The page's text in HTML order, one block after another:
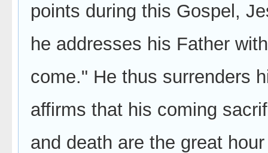
points during this Gospel,
he addresses his Father
come." He thus surrenders
affirms that his coming
and death are the great